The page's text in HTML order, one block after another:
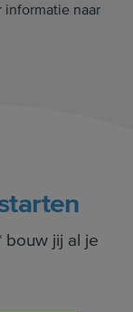
informatie naar
jij al je